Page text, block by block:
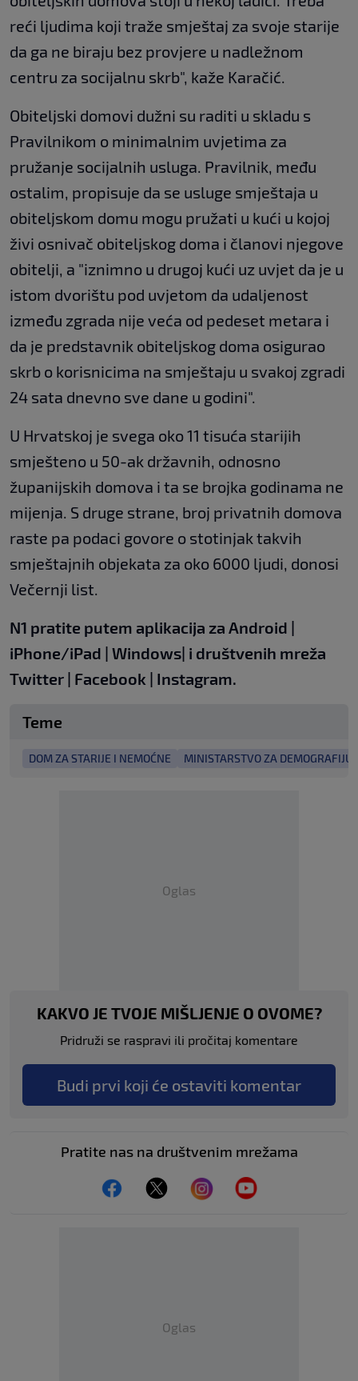
reći ljudima koji traže smještaj za svoje starije
da ga ne biraju bez provjere u nadležnom
centru za socijalnu skrb", kaže Karačić.
Obiteljski domovi dužni su raditi u skladu s
Pravilnikom o minimalnim uvjetima za
pružanje socijalnih usluga. Pravilnik, među
ostalim, propisuje da se usluge smještaja u
obiteljskom domu mogu pružati u kući u kojoj
živi osnivač obiteljskog doma i članovi njegove
obitelji, a "iznimno u drugoj kući uz uvjet da je u
istom dvorištu pod uvjetom da udaljenost
između zgrada nije veća od pedeset metara i
da je predstavnik obiteljskog doma osigurao
skrb o korisnicima na smještaju u svakoj zgradi
24 sata dnevno sve dane u godini".
U Hrvatskoj je svega oko 11 tisuća starijih
smješteno u 50-ak državnih, odnosno
županijskih domova i ta se brojka godinama ne
mijenja. S druge strane, broj privatnih domova
raste pa podaci govore o stotinjak takvih
smještajnih objekata za oko 6000 ljudi, donosi
Večernji list.
N1 pratite putem aplikacija za Android |
iPhone/iPad | Windows| i društvenih mreža
Twitter | Facebook | Instagram.
Teme
DOM ZA STARIJE I NEMOĆNE MINISTARSTVO ZA
Oglas
KAKVO JE TVOJE MIŠLJENJE O OVOME?
Pridruži se raspravi ili pročitaj komentare
Budi prvi koji će ostaviti komentar
Pratite nas na društvenim mrežama
Oglas